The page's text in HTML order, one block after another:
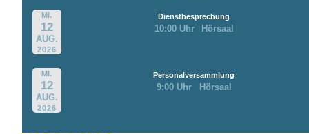
MI.
12
AUG.
2026
Dienstbesprechung
10:00 Uhr Hörsaal
MI.
12
AUG.
2026
Personalversammlung
9:00 Uhr Hörsaal